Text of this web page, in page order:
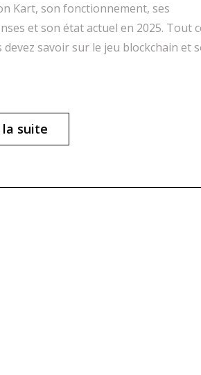
Kart, son fonctionnement, ses
et son état actuel en 2025. Tout
devez savoir sur le jeu blockchain et
la suite